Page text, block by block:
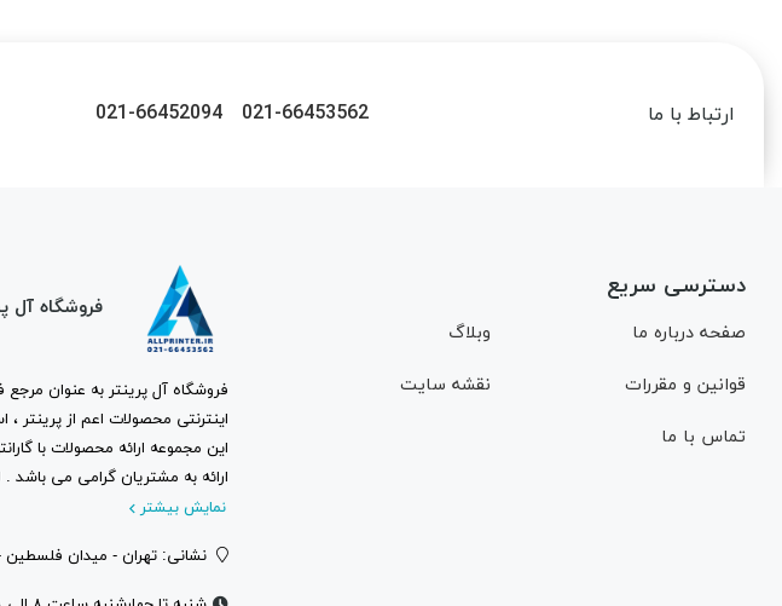
ارتباط با ما 021-66453562
021-66452094
دسترسی سریع
صفحه درباره ما وبلاگ
قوانین و مقررات نقشه سایت
تماس با ما
فروشگاه آل
فروشگاه آل پرینتر به عنوان
اینترنتی محصولات اعم از پرینتر
این مجموعه ارائه محصولات با
ارائه به مشتریان گرامی می باشد
نمایش بیشتر
نشانی: تهران - میدان فلسطین -